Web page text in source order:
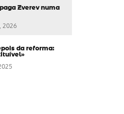
Zverev numa
2026
da reforma: